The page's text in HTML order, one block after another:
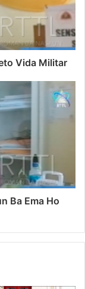
Vida Militar
Ba Ema Ho